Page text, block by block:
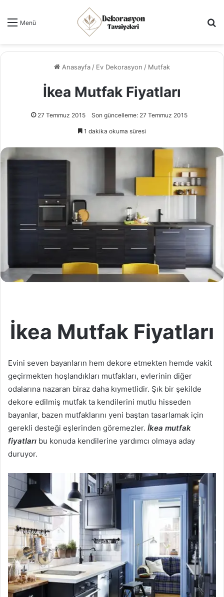
Menü
Anasayfa / Ev Dekorasyon / Mutfak
İkea Mutfak Fiyatları
27 Temmuz 2015 Son güncelleme: 27 Temmuz 2015
1 dakika okuma süresi
İkea Mutfak Fiyatları
Evini seven bayanların hem dekore etmekten hemde vakit
geçirmekten hoşlandıkları mutfakları, evlerinin diğer
odalarına nazaran biraz daha kıymetlidir. Şık bir şekilde
dekore edilmiş mutfak ta kendilerini mutlu hisseden
bayanlar, bazen mutfaklarını yeni baştan tasarlamak için
gerekli desteği eşlerinden göremezler. İkea mutfak
fiyatları bu konuda kendilerine yardımcı olmaya aday
duruyor.